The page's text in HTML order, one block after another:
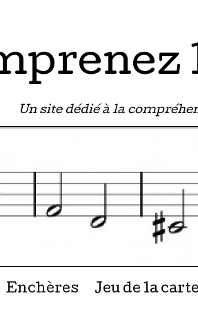
Un site dédié à la
contenu
Enchères Jeu de la carte